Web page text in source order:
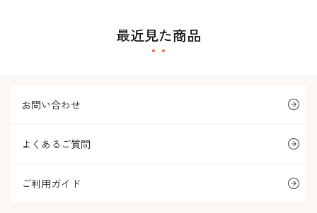
最近見た商品
お問い合わせ
よくあるご質問
ご利用ガイド